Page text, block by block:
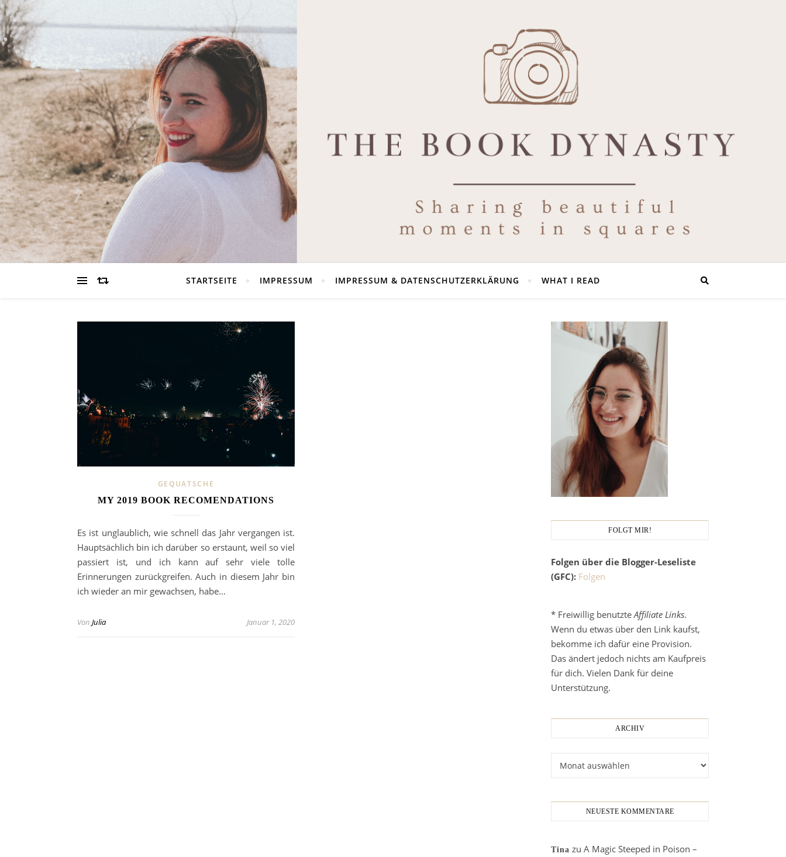
STARTSEITE IMPRESSUM IMPRESSUM & DATENSCHUTZERKLÄRUNG WHAT I READ
GEQUATSCHE
MY 2019 BOOK RECOMENDATIONS
Es ist unglaublich, wie schnell das Jahr vergangen ist.
Hauptsächlich bin ich darüber so erstaunt, weil so viel
passiert ist, und ich kann auf sehr viele tolle
Erinnerungen zurückgreifen. Auch in diesem Jahr bin
ich wieder an mir gewachsen, habe…
Von Julia Januar 1, 2020
FOLGT MIR!
Folgen über die Blogger-Leseliste
(GFC): Folgen
* Freiwillig benutzteAffiliate Links.
Wenn du etwas über den Link kaufst,
bekomme ich dafür eine Provision.
Das ändert jedoch nichts am Kaufpreis
für dich. Vielen Dank für deine
Unterstützung.
ARCHIV
NEUESTE KOMMENTARE
Tina zu A Magic Steeped in Poison –